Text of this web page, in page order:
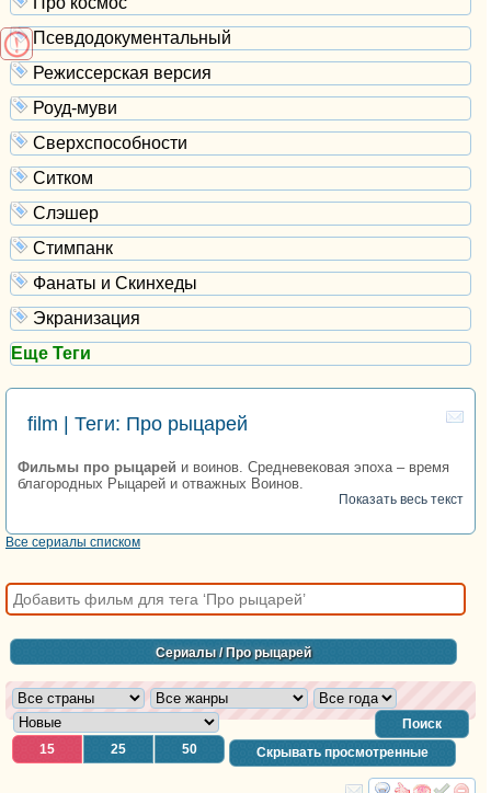
Псевдодокументальный
Режиссерская версия
Роуд-муви
Сверхспособности
Ситком
Слэшер
Стимпанк
Фанаты и Скинхеды
Экранизация
Еще Теги
film | Теги: Про рыцарей
Фильмы про рыцарей и воинов. Средневековая эпоха – время
благородных Рыцарей и отважных Воинов.
Показать весь текст
Все сериалы списком
Сериалы/ Про рыцарей
Поиск
15
25 50 Скрывать просмотренные